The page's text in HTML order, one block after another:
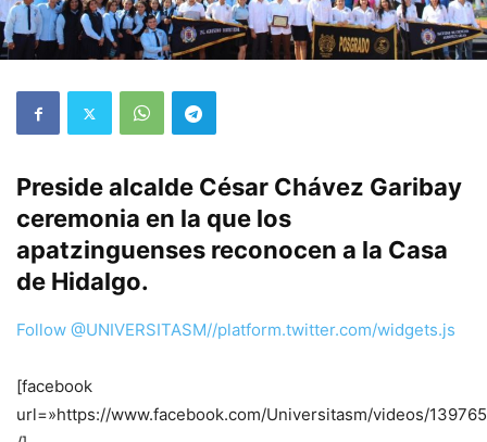
Preside alcalde César Chávez Garibay
ceremonia en la que los
apatzinguenses reconocen a la Casa
de Hidalgo.
Follow @UNIVERSITASM//platform.twitter.com/widgets.js
[facebook
url=»https://www.facebook.com/Universitasm/videos/